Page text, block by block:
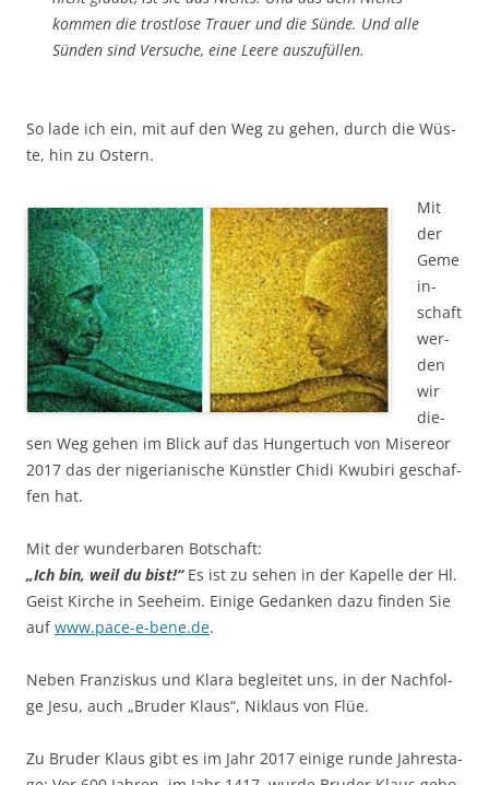
kom­men die trost­lo­se Trau­er und die Sün­de. Und alle
Sün­den sind Ver­su­che, eine Lee­re auszufüllen.
So lade ich ein, mit auf den Weg zu gehen, durch die Wüs­
te, hin zu Ostern.
Mit
der
Geme
in­
schaft
wer­
den
wir
die­
sen Weg gehen im Blick auf das Hun­ger­tuch von Mise­re­or
2017 das der nige­ria­ni­sche Künst­ler Chi­di Kwu­bi­ri geschaf­
fen hat.
Mit der wun­der­ba­ren Botschaft:
„Ich bin, weil du bist!“Es ist zu sehen in der Kapel­le der Hl.
Geist Kir­che in See­heim. Eini­ge Gedan­ken dazu fin­den Sie
aufwww.pace-e-bene.de.
Neben Fran­zis­kus und Kla­ra beglei­tet uns, in der Nach­fol­
ge Jesu, auch „Bru­der Klaus“, Niklaus von Flüe.
Zu Bru­der Klaus gibt es im Jahr 2017 eini­ge run­de Jah­res­ta­